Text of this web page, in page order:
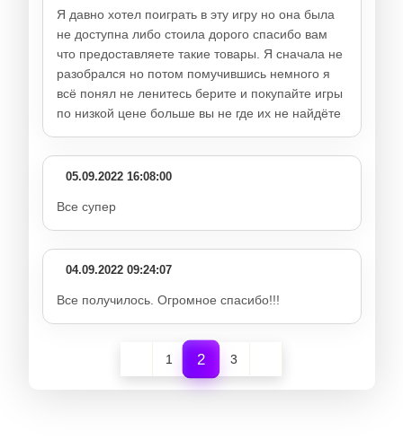
Я давно хотел поиграть в эту игру но она была
не доступна либо стоила дорого спасибо вам
что предоставляете такие товары. Я сначала не
разобрался но потом помучившись немного я
всё понял не ленитесь берите и покупайте игры
по низкой цене больше вы не где их не найдёте
05.09.2022 16:08:00
Все супер
04.09.2022 09:24:07
Все получилось. Огромное спасибо!!!
1 2 3